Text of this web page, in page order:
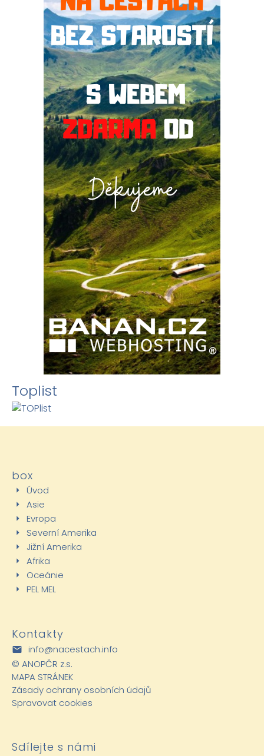
Toplist
box
Úvod
Asie
Evropa
Severní Amerika
Jižní Amerika
Afrika
Oceánie
PEL MEL
Kontakty
info@nacestach.info
© ANOPČR z.s.
MAPA STRÁNEK
Zásady ochrany osobních údajů
Spravovat cookies
Sdílejte s námi